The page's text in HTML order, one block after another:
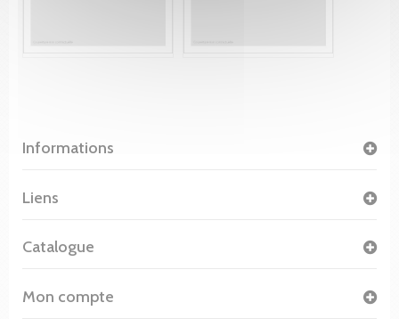
Informations
Liens
Catalogue
Mon compte